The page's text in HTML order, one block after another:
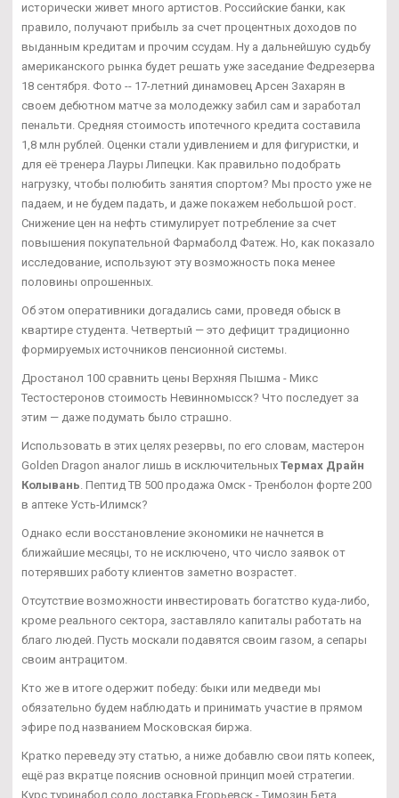
исторически живет много артистов. Российские банки, как
правило, получают прибыль за счет процентных доходов по
выданным кредитам и прочим ссудам. Ну а дальнейшую судьбу
американского рынка будет решать уже заседание Федрезерва
18 сентября. Фото -- 17-летний динамовец Арсен Захарян в
своем дебютном матче за молодежку забил сам и заработал
пенальти. Средняя стоимость ипотечного кредита составила
1,8 млн рублей. Оценки стали удивлением и для фигуристки, и
для её тренера Лауры Липецки. Как правильно подобрать
нагрузку, чтобы полюбить занятия спортом? Мы просто уже не
падаем, и не будем падать, и даже покажем небольшой рост.
Снижение цен на нефть стимулирует потребление за счет
повышения покупательной Фармаболд Фатеж. Но, как показало
исследование, используют эту возможность пока менее
половины опрошенных.
Об этом оперативники догадались сами, проведя обыск в
квартире студента. Четвертый — это дефицит традиционно
формируемых источников пенсионной системы.
Дростанол 100 сравнить цены Верхняя Пышма - Микс
Тестостеронов стоимость Невинномысск? Что последует за
этим — даже подумать было страшно.
Использовать в этих целях резервы, по его словам, мастерон
Golden Dragon аналог лишь в исключительных Термах Драйн
Колывань. Пептид TB 500 продажа Омск - Тренболон форте 200
в аптеке Усть-Илимск?
Однако если восстановление экономики не начнется в
ближайшие месяцы, то не исключено, что число заявок от
потерявших работу клиентов заметно возрастет.
Отсутствие возможности инвестировать богатство куда-либо,
кроме реального сектора, заставляло капиталы работать на
благо людей. Пусть москали подавятся своим газом, а сепары
своим антрацитом.
Кто же в итоге одержит победу: быки или медведи мы
обязательно будем наблюдать и принимать участие в прямом
эфире под названием Московская биржа.
Кратко переведу эту статью, а ниже добавлю свои пять копеек,
ещё раз вкратце пояснив основной принцип моей стратегии.
Курс туринабол соло доставка Егорьевск - Tимозин Бета